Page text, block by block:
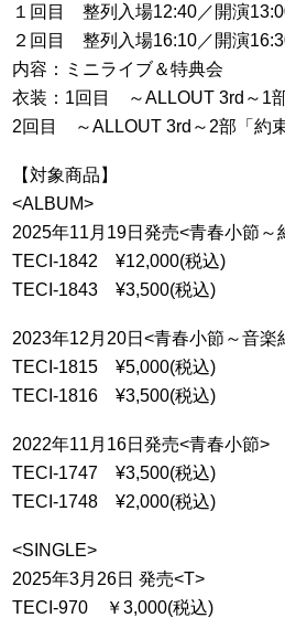
１回目 整列入場12:40／開演
２回目 整列入場16:10／開演
内容：ミニライブ＆特典会
衣装：1回目 ～ALLOUT 3rd～1
2回目 ～ALLOUT 3rd～2部「約
【対象商品】
<ALBUM>
2025年11月19日発売<青春小節～
TECI-1842 ¥12,000(税込)
TECI-1843 ¥3,500(税込)
2023年12月20日<青春小節～音楽
TECI-1815 ¥5,000(税込)
TECI-1816 ¥3,500(税込)
2022年11月16日発売<青春小節>
TECI-1747 ¥3,500(税込)
TECI-1748 ¥2,000(税込)
<SINGLE>
2025年3月26日 発売<T>
TECI-970 ￥3,000(税込)